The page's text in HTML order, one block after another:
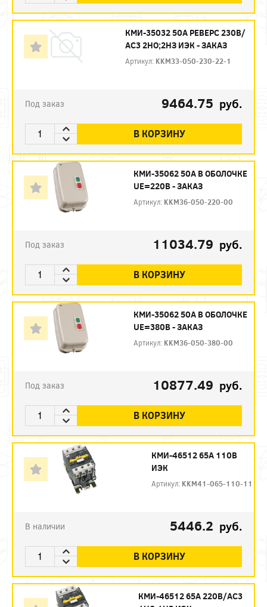
КМИ-35032 50А РЕВЕРС 230В/
АС3 2НО;2НЗ ИЭК - ЗАКАЗ
Артикул: KKM33-050-230-22-1
Под заказ 9464.75 руб.
В КОРЗИНУ
КМИ-35062 50А В ОБОЛОЧКЕ
UE=220В - ЗАКАЗ
Артикул: KKM36-050-220-00
Под заказ 11034.79 руб.
В КОРЗИНУ
КМИ-35062 50А В ОБОЛОЧКЕ
UE=380В - ЗАКАЗ
Артикул: KKM36-050-380-00
Под заказ 10877.49 руб.
В КОРЗИНУ
КМИ-46512 65А 110В
ИЭК
Артикул: KKM41-065-110-11
В наличии 5446.2 руб.
В КОРЗИНУ
КМИ-46512 65А 220В/АС3